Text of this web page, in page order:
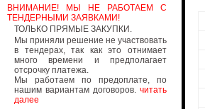
ВНИМАНИЕ! МЫ НЕ РАБОТАЕМ С
ТЕНДЕРНЫМИ ЗАЯВКАМИ!
ТОЛЬКО ПРЯМЫЕ ЗАКУПКИ.
Мы приняли решение не участвовать
в тендерах, так как это отнимает
много времени и предполагает
отсрочку платежа.
Мы работаем по предоплате, по
нашим вариантам договоров. читать
далее